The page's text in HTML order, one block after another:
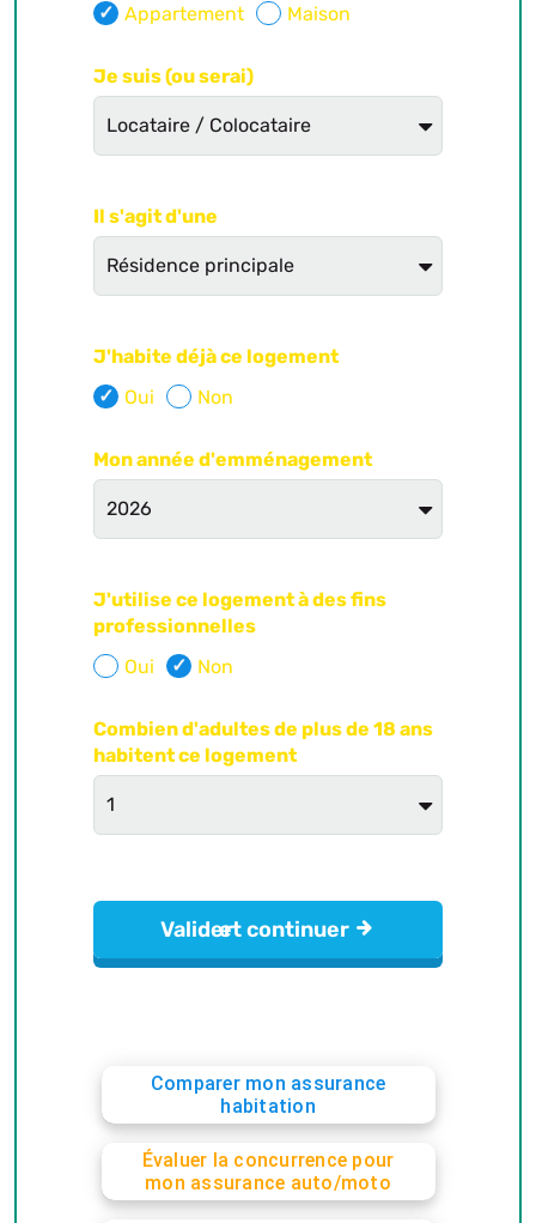
Comparer mon assurance
habitation
Évaluer la concurrence pour
mon assurance auto/moto